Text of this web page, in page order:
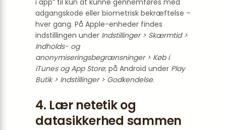
i app” til kun at kunne gennemføres med
adgangskode eller biometrisk bekræftelse –
hver gang. På Apple-enheder findes
indstillingen under Indstillinger > Skærmtid >
Indholds- og
anonymiseringsbegrænsninger > Køb i
iTunes og App Store; på Android under Play
Butik > Indstillinger > Godkendelse.
4. Lær netetik og
datasikkerhed sammen